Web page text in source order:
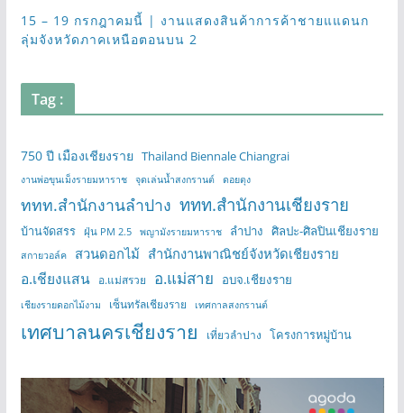
15 – 19 กรกฎาคมนี้ | งานแสดงสินค้าการค้าชายแแดนก
ลุ่มจังหวัดภาคเหนือตอนบน 2
Tag :
750 ปี เมืองเชียงราย Thailand Biennale Chiangrai
งานพ่อขุนเม็งรายมหาราช จุดเล่นน้ำสงกรานต์ ดอยตุง
ททท.สำนักงานลำปาง ททท.สำนักงานเชียงราย
บ้านจัดสรร ฝุ่น PM 2.5 พญามังรายมหาราช ลำปาง ศิลปะ-ศิลปินเชียงราย
สกายวอล์ค สวนดอกไม้ สำนักงานพาณิชย์จังหวัดเชียงราย
อ.เชียงแสน อ.แม่สรวย อ.แม่สาย อบจ.เชียงราย
เชียงรายดอกไม้งาม เซ็นทรัลเชียงราย เทศกาลสงกรานต์
เทศบาลนครเชียงราย เที่ยวลำปาง โครงการหมู่บ้าน